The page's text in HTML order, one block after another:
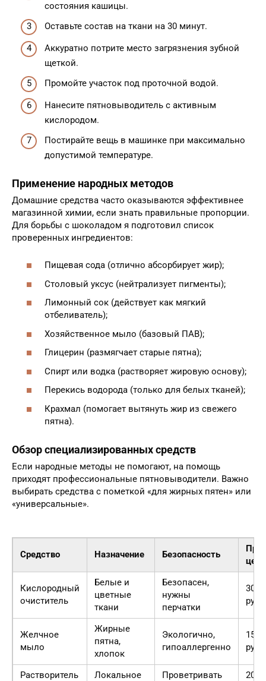
состояния кашицы.
Оставьте состав на ткани на 30 минут.
Аккуратно потрите место загрязнения зубной
щеткой.
Промойте участок под проточной водой.
Нанесите пятновыводитель с активным
кислородом.
Постирайте вещь в машинке при максимально
допустимой температуре.
Применение народных методов
Домашние средства часто оказываются эффективнее
магазинной химии, если знать правильные пропорции.
Для борьбы с шоколадом я подготовил список
проверенных ингредиентов:
Пищевая сода (отлично абсорбирует жир);
Столовый уксус (нейтрализует пигменты);
Лимонный сок (действует как мягкий
отбеливатель);
Хозяйственное мыло (базовый ПАВ);
Глицерин (размягчает старые пятна);
Спирт или водка (растворяет жировую основу);
Перекись водорода (только для белых тканей);
Крахмал (помогает вытянуть жир из свежего
пятна).
Обзор специализированных средств
Если народные методы не помогают, на помощь
приходят профессиональные пятновыводители. Важно
выбирать средства с пометкой «для жирных пятен» или
«универсальные».
Средство Назначение Безопасность
цена
Кислородный
очиститель
Белые и
цветные
ткани
Безопасен,
нужны
перчатки
300-
руб.
Желчное
мыло
Жирные
пятна,
хлопок
Экологично,
гипоаллергенно
150-
руб.
Растворитель Локальное Проветривать 200-